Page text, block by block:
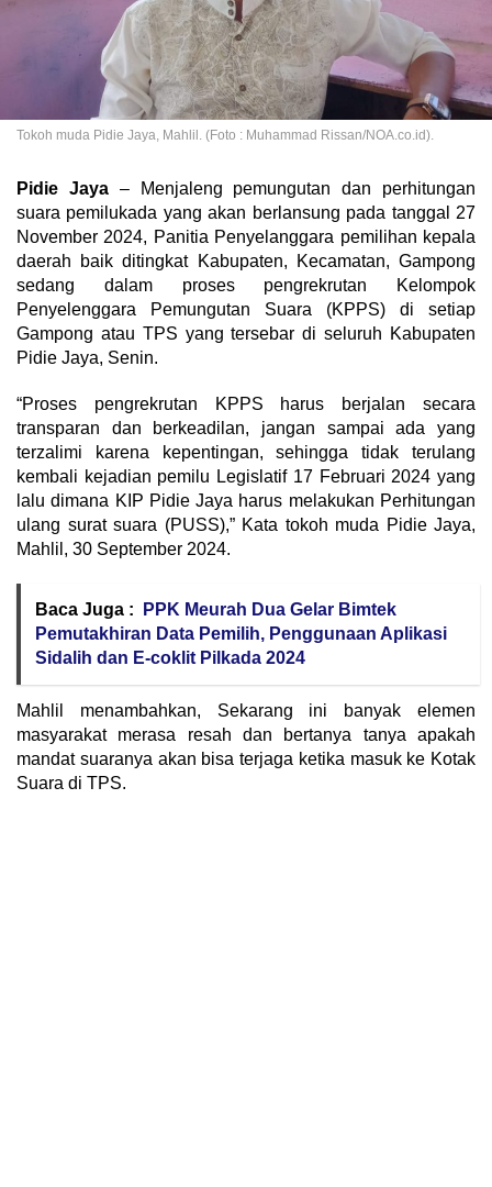
Tokoh muda Pidie Jaya, Mahlil. (Foto : Muhammad Rissan/NOA.co.id).
Pidie Jaya– Menjaleng pemungutan dan perhitungan
suara pemilukada yang akan berlansung pada tanggal 27
November 2024, Panitia Penyelanggara pemilihan kepala
daerah baik ditingkat Kabupaten, Kecamatan, Gampong
sedang dalam proses pengrekrutan Kelompok
Penyelenggara Pemungutan Suara (KPPS) di setiap
Gampong atau TPS yang tersebar di seluruh Kabupaten
Pidie Jaya, Senin.
“Proses pengrekrutan KPPS harus berjalan secara
transparan dan berkeadilan, jangan sampai ada yang
terzalimi karena kepentingan, sehingga tidak terulang
kembali kejadian pemilu Legislatif 17 Februari 2024 yang
lalu dimana KIP Pidie Jaya harus melakukan Perhitungan
ulang surat suara (PUSS),” Kata tokoh muda Pidie Jaya,
Mahlil, 30 September 2024.
Baca Juga :
PPK Meurah Dua Gelar Bimtek
Pemutakhiran Data Pemilih, Penggunaan Aplikasi
Sidalih dan E-coklit Pilkada 2024
Mahlil menambahkan, Sekarang ini banyak elemen
masyarakat merasa resah dan bertanya tanya apakah
mandat suaranya akan bisa terjaga ketika masuk ke Kotak
Suara di TPS.